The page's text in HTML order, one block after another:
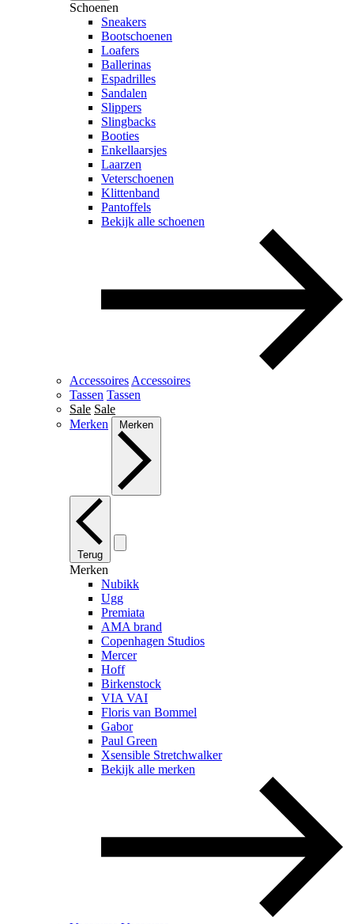
Schoenen
Sneakers
Bootschoenen
Loafers
Ballerinas
Espadrilles
Sandalen
Slippers
Slingbacks
Booties
Enkellaarsjes
Laarzen
Veterschoenen
Klittenband
Pantoffels
Bekijk alle schoenen
Accessoires Accessoires
Tassen Tassen
Sale Sale
Merken
Merken
Terug
Merken
Nubikk
Ugg
Premiata
AMA brand
Copenhagen Studios
Mercer
Hoff
Birkenstock
VIA VAI
Floris van Bommel
Gabor
Paul Green
Xsensible Stretchwalker
Bekijk alle merken